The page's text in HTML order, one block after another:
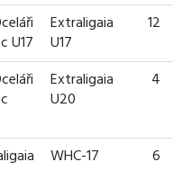
U17
Extraligaia
U17
12
Extraligaia
U20
4
WHC-17 6